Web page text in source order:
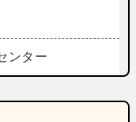
ンター